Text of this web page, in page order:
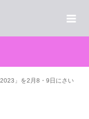
」を2月8・9日にさい